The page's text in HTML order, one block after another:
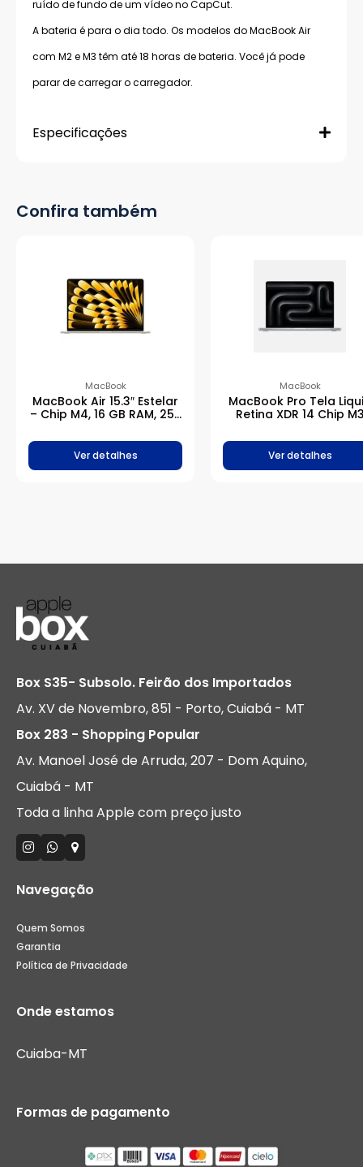
ruído de fundo de um vídeo no CapCut.
A bateria é para o dia todo. Os modelos do MacBook Air
com M2 e M3 têm até 18 horas de bateria. Você já pode
parar de carregar o carregador.
Especificações
Confira também
MacBook
MacBook Air 15.3″ Estelar
– Chip M4, 16 GB RAM, 256
Ver detalhes
MacBook
MacBook Pro Tela
Retina XDR 14 Chip
Prateado
Ver detalhes
Box S35- Subsolo. Feirão dos Importados
Av. XV de Novembro, 851 - Porto, Cuiabá - MT
Box 283 - Shopping Popular
Av. Manoel José de Arruda, 207 - Dom Aquino,
Cuiabá - MT
Toda a linha Apple com preço justo
Navegação
Quem Somos
Garantia
Política de Privacidade
Onde estamos
Cuiaba-MT
Formas de pagamento